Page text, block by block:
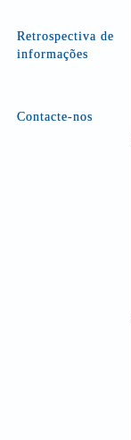
Retrospectiva de
informações
Contacte-nos